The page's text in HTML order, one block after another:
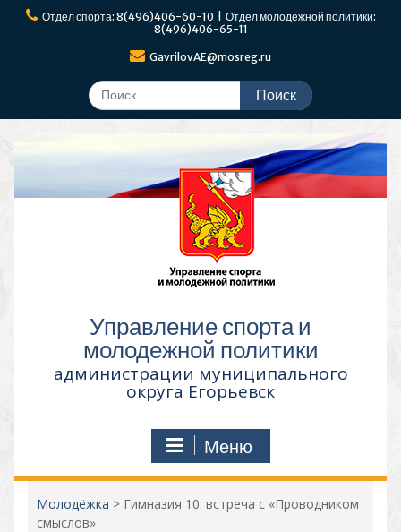
ПерейтиОтдел спорта: 8(496)406-60-10 | Отдел молодежной политики:
8(496)406-65-11
GavrilovAE@mosreg.ru
Поиск
по:
Управление спорта и
молодежной политики
администрации муниципального
округа Егорьевск
Меню
Молодёжка > Гимназия 10: встреча с «Проводником
смыслов»